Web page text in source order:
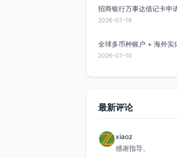
招商银行万事达借记卡申
2026-07-16
2026-07-10
最新评论
xiaoz
感谢指导。